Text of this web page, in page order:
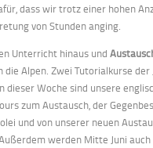
dass wir trotz einer hohen
von Stunden anging.
Unterricht hinaus und
Alpen. Zwei Tutorialkurse der
Woche sind unsere
zum Austausch, der
und von unserer neuen
werden Mitte Juni